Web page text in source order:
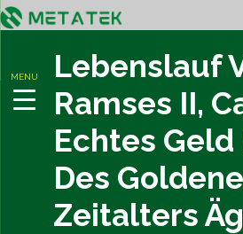
MENU
Lebenslauf
Ramses II,
Echtes Geld
Des
Zeitalters